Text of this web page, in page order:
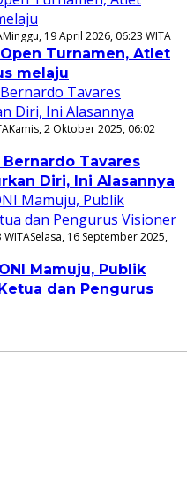
Minggu, 19 April 2026, 06:23 WITA
Turnamen, Atlet
melaju
Kamis, 2 Oktober 2025, 06:02
Bernardo Tavares
Diri, Ini Alasannya
WITASelasa, 16 September 2025,
Mamuju, Publik
dan Pengurus